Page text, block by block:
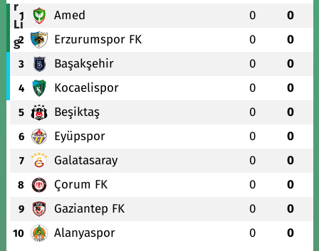
1 Amed 0 0
2 Erzurumspor FK 0 0
3 Başakşehir 0 0
4 Kocaelispor 0 0
5 Beşiktaş 0 0
6 Eyüpspor 0 0
7 Galatasaray 0 0
8 Çorum FK 0 0
9 Gaziantep FK 0 0
10 Alanyaspor 0 0